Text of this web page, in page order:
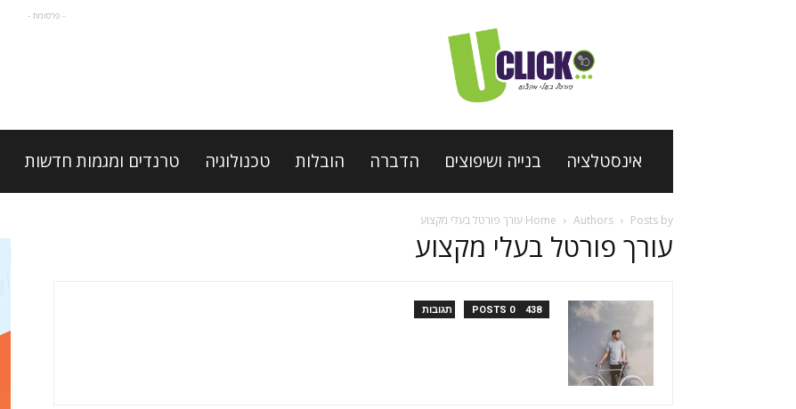
- פרסומת -
אינסטלציה בנייה ושיפוצים הדברה הובלות טכנולוגיה טרנדים ומגמות חדשות
Home Authors Posts by עורך פורטל בעלי מקצוע
עורך פורטל בעלי מקצוע
438 POSTS 0 תגובות